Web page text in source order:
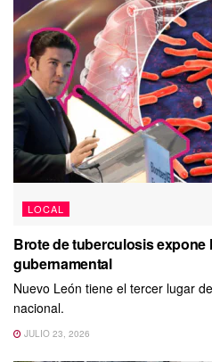
LOCAL
Brote de tuberculosis expone
gubernamental
Nuevo León tiene el tercer lugar
nacional.
JULIO 23, 2026